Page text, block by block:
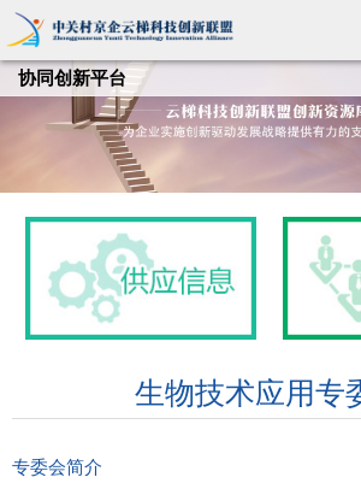
协同创新平台
协同创新平台
生物技术应用专
专委会简介